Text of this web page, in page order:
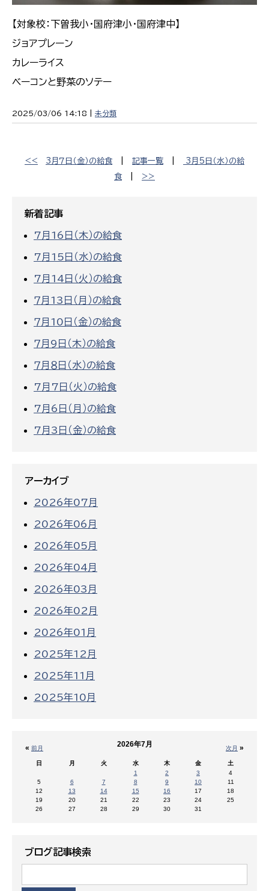
【対象校：下曽我小・国府津小・国府津中】
ジョアプレーン
カレーライス
ベーコンと野菜のソテー
2025/03/06 14:18 | 未分類
<< 3月７日（金）の給食 記事一覧
3月5日（水）の給
食
>>
新着記事
7月16日（木）の給食
7月15日（水）の給食
7月14日（火）の給食
７月13日（月）の給食
７月10日（金）の給食
７月9日（木）の給食
７月８日（水）の給食
7月7日（火）の給食
7月6日（月）の給食
7月3日（金）の給食
アーカイブ
2026年07月
2026年06月
2026年05月
2026年04月
2026年03月
2026年02月
2026年01月
2025年12月
2025年11月
2025年10月
« 前月 次月 »
2026年7月
日 月 火 水 木 金
土
1
2 3
4
5
6 7 8 9 10
11
12
13 14 15 16 17
18
19
20 21 22 23 24
25
26
27 28 29 30 31
ブログ記事検索